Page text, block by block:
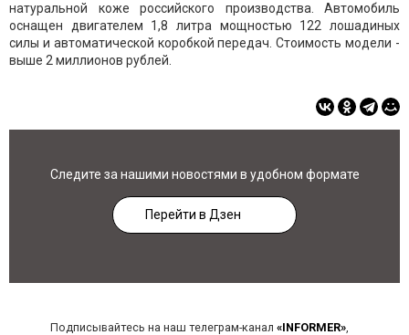
натуральной коже российского производства. Автомобиль
оснащен двигателем 1,8 литра мощностью 122 лошадиных
силы и автоматической коробкой передач. Стоимость модели -
выше 2 миллионов рублей.
Следите за нашими новостями в удобном формате
Перейти в Дзен
Подписывайтесь на наш телеграм-канал «INFORMER»,